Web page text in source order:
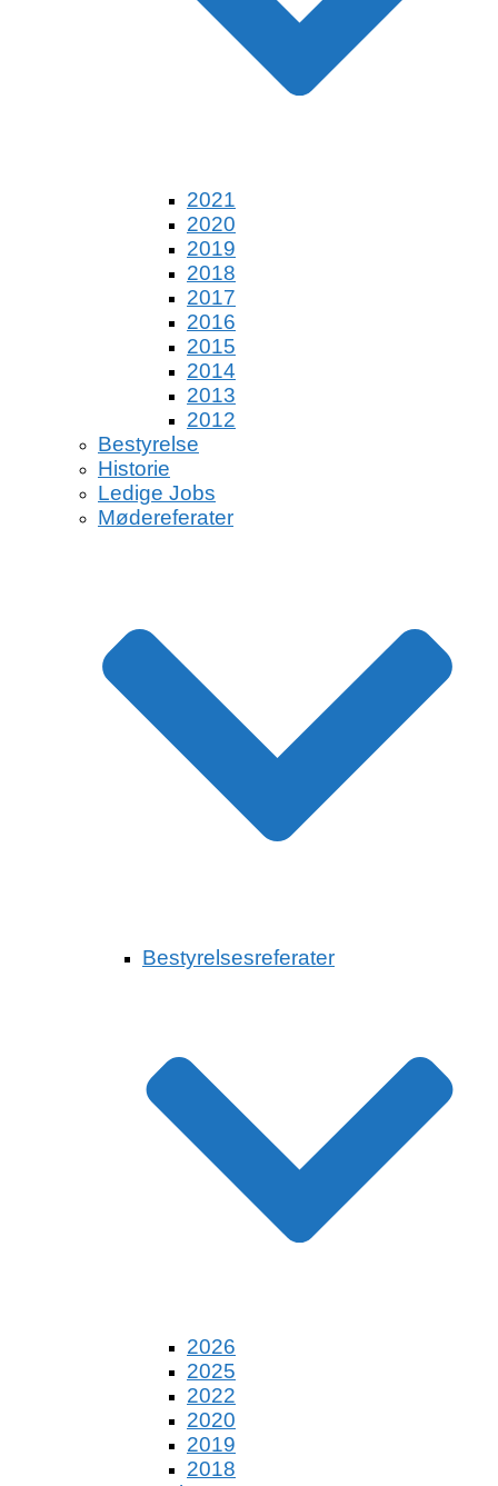
2021
2020
2019
2018
2017
2016
2015
2014
2013
2012
Bestyrelse
Historie
Ledige Jobs
Mødereferater
Bestyrelsesreferater
2026
2025
2022
2020
2019
2018